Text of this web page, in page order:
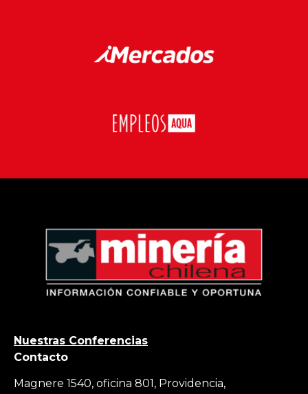
Nuestras Conferencias
Contacto
Magnere 1540, oficina 801, Providencia,